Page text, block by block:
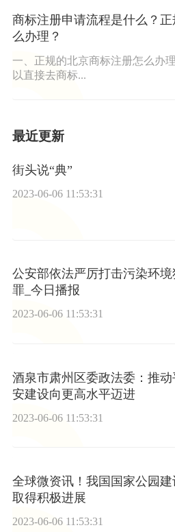
商标注册申请流程是什么？
么办理？
一、正规的北京商标注册怎么办
以直接去商标...
最近更新
街头说“典”
2023-06-06 11:53:31
公安部依法严厉打击污染环境
罪_今日播报
2023-06-06 11:53:31
酒泉市肃州区委政法委：推动
安建设向更高水平迈进
2023-06-06 11:53:31
全球微资讯！我国国家公园建
取得积极进展
2023-06-06 11:53:31